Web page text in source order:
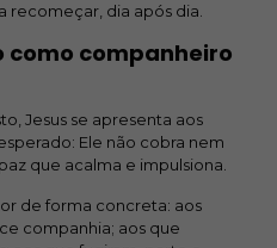
recomeçar, dia após dia.
como companheiro
Jesus se apresenta aos
Ele não cobra nem
que acalma e impulsiona.
de forma concreta: aos
companhia; aos que